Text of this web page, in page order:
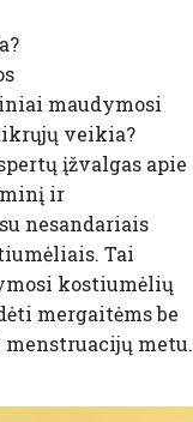
maudymosi
veikia?
įžvalgas apie
ir
nesandariais
Tai
kostiumėlių
mergaitėms be
metu.